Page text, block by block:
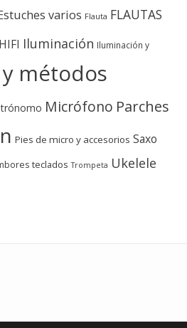
varios Flauta FLAUTAS
HIFI Iluminación Iluminación y
métodos
Micrófono Parches
Pies de micro y accesorios Saxo
teclados Trompeta Ukelele